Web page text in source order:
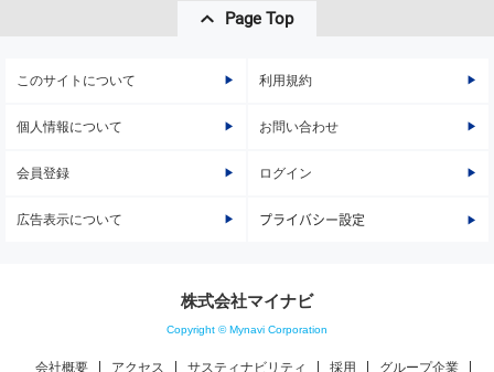
Page Top
このサイトについて 利用規約
個人情報について お問い合わせ
会員登録 ログイン
広告表示について プライバシー設定
株式会社マイナビ
Copyright © Mynavi Corporation
会社概要 アクセス サスティナビリティ 採用 グループ企業